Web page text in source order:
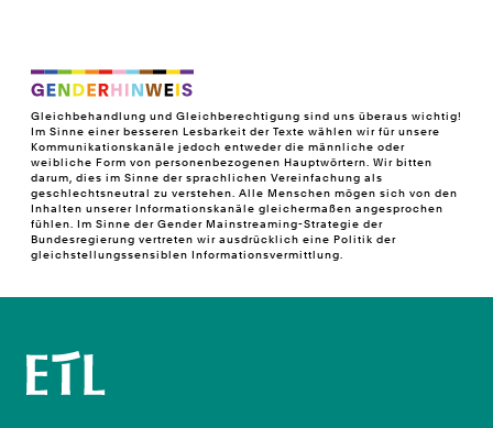
Gleichbehandlung und Gleichberechtigung sind uns überaus wichtig!
Im Sinne einer besseren Lesbarkeit der Texte wählen wir für unsere
Kommunikationskanäle jedoch entweder die männliche oder
weibliche Form von personenbezogenen Hauptwörtern. Wir bitten
darum, dies im Sinne der sprachlichen Vereinfachung als
geschlechtsneutral zu verstehen. Alle Menschen mögen sich von den
Inhalten unserer Informationskanäle gleichermaßen angesprochen
fühlen. Im Sinne der Gender Mainstreaming-Strategie der
Bundesregierung vertreten wir ausdrücklich eine Politik der
gleichstellungssensiblen Informationsvermittlung.